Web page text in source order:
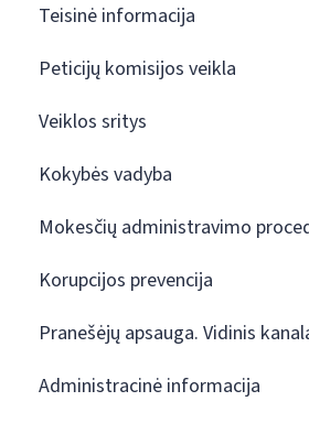
Teisinė informacija
Peticijų komisijos veikla
Veiklos sritys
Kokybės vadyba
Mokesčių administravimo
Korupcijos prevencija
Pranešėjų apsauga. Vidinis
Administracinė informacija